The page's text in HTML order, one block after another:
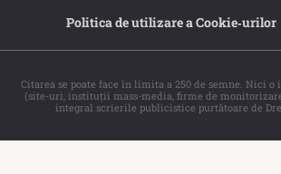
Politica de utilizare a Cookie‐urilor
Citarea se poate face în limita a 250 de semne. Nici o
(site-uri, instituţii mass-media, firme de
integral scrierile publicistice purtătoare de